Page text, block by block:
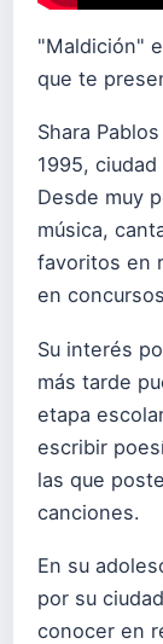
"Maldición"
que te
Shara
1995,
Desde muy
música,
favoritos en
en
Su interés
más tarde
etapa
escribir
las que
canciones.
En su
por su
conocer en